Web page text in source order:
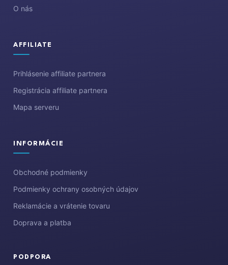
O nás
AFFILIATE
Prihlásenie affiliate partnera
Registrácia affiliate partnera
Mapa serveru
INFORMÁCIE
Obchodné podmienky
Podmienky ochrany osobných údajov
Reklamácie a vrátenie tovaru
Doprava a platba
PODPORA